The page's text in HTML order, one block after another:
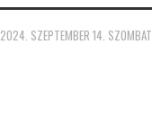
2024. SZEPTEMBER 14. SZOMBAT